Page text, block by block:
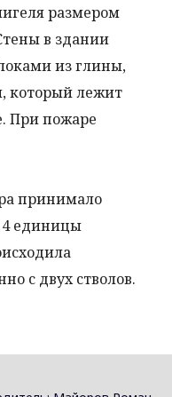
размером
в здании
из глины,
лежит
При пожаре
принимало
4 единицы
с двух стволов.